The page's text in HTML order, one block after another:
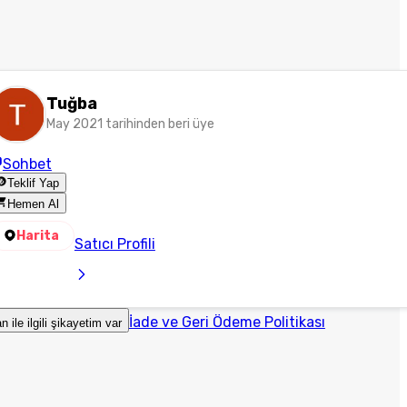
Tuğba
May 2021 tarihinden beri üye
Sohbet
Teklif Yap
Hemen Al
Harita Satıcı Profili
ile ilgili şikayetim var İade ve Geri Ödeme Politikası